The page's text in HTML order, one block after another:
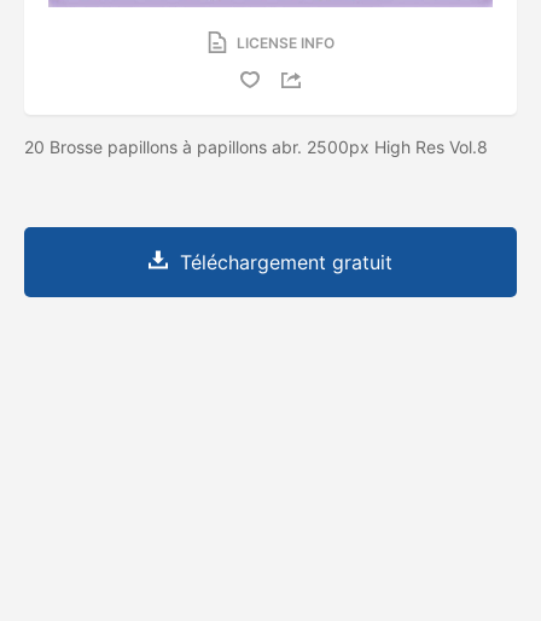
LICENSE INFO
20 Brosse papillons à papillons abr. 2500px High Res Vol.8
Téléchargement gratuit